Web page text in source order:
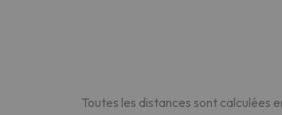
Toutes les distances sont calculées